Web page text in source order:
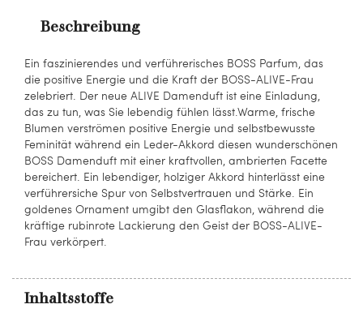
Beschreibung
Ein faszinierendes und verführerisches BOSS Parfum, das
die positive Energie und die Kraft der BOSS-ALIVE-Frau
zelebriert. Der neue ALIVE Damenduft ist eine Einladung,
das zu tun, was Sie lebendig fühlen lässt.Warme, frische
Blumen verströmen positive Energie und selbstbewusste
Feminität während ein Leder-Akkord diesen wunderschönen
BOSS Damenduft mit einer kraftvollen, ambrierten Facette
bereichert. Ein lebendiger, holziger Akkord hinterlässt eine
verführersiche Spur von Selbstvertrauen und Stärke. Ein
goldenes Ornament umgibt den Glasflakon, während die
kräftige rubinrote Lackierung den Geist der BOSS-ALIVE-
Frau verkörpert.
Inhaltsstoffe